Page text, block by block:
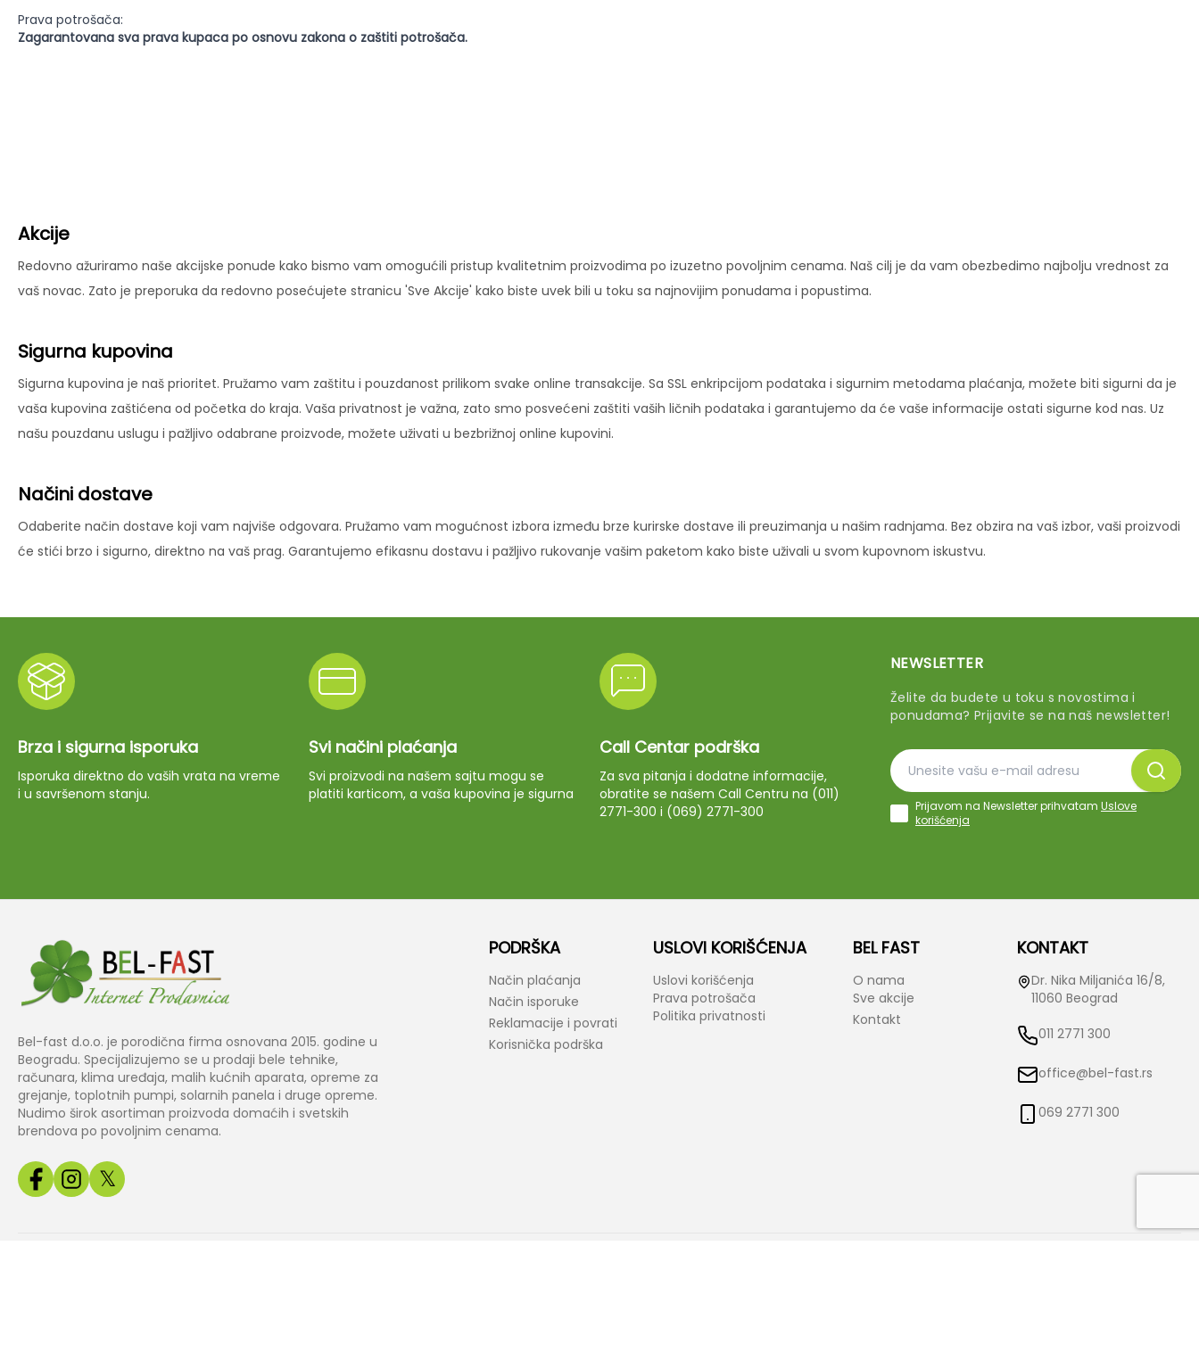
Prava potrošača:
Zagarantovana sva prava kupaca po osnovu zakona o zaštiti potrošača.
Akcije
Redovno ažuriramo naše akcijske ponude kako bismo vam omogućili pristup kvalitetnim proizvodima po izuzetno povoljnim cenama. Naš cilj je da vam obezbedimo najbolju vrednost za
vaš novac. Zato je preporuka da redovno posećujete stranicu 'Sve Akcije' kako biste uvek bili u toku sa najnovijim ponudama i popustima.
Sigurna kupovina
Sigurna kupovina je naš prioritet. Pružamo vam zaštitu i pouzdanost prilikom svake online transakcije. Sa SSL enkripcijom podataka i sigurnim metodama plaćanja, možete biti sigurni da je
vaša kupovina zaštićena od početka do kraja. Vaša privatnost je važna, zato smo posvećeni zaštiti vaših ličnih podataka i garantujemo da će vaše informacije ostati sigurne kod nas. Uz
našu pouzdanu uslugu i pažljivo odabrane proizvode, možete uživati u bezbrižnoj online kupovini.
Načini dostave
Odaberite način dostave koji vam najviše odgovara. Pružamo vam mogućnost izbora između brze kurirske dostave ili preuzimanja u našim radnjama. Bez obzira na vaš izbor, vaši proizvodi
će stići brzo i sigurno, direktno na vaš prag. Garantujemo efikasnu dostavu i pažljivo rukovanje vašim paketom kako biste uživali u svom kupovnom iskustvu.
Brza i sigurna isporuka
Isporuka direktno do vaših vrata na vreme
i u savršenom stanju.
Svi načini plaćanja
Svi proizvodi na našem sajtu mogu se
platiti karticom, a vaša kupovina je sigurna
Call Centar podrška
Za sva pitanja i dodatne informacije,
obratite se našem Call Centru na (011)
2771-300 i (069) 2771-300
NEWSLETTER
Želite da budete u toku s novostima i
ponudama? Prijavite se na naš newsletter!
Prijavom na Newsletter prihvatam Uslove
korišćenja
Bel-fast d.o.o. je porodična firma osnovana 2015. godine u
Beogradu. Specijalizujemo se u prodaji bele tehnike,
računara, klima uređaja, malih kućnih aparata, opreme za
grejanje, toplotnih pumpi, solarnih panela i druge opreme.
Nudimo širok asortiman proizvoda domaćih i svetskih
brendova po povoljnim cenama.
𝕏
PODRŠKA
Način plaćanja
Način isporuke
Reklamacije i povrati
Korisnička podrška
USLOVI KORIŠĆENJA
Uslovi korišćenja
Prava potrošača
Politika privatnosti
BEL FAST
O nama
Sve akcije
Kontakt
KONTAKT
Dr. Nika Miljanića 16/8,
11060 Beograd
011 2771 300
office@bel-fast.rs
069 2771 300